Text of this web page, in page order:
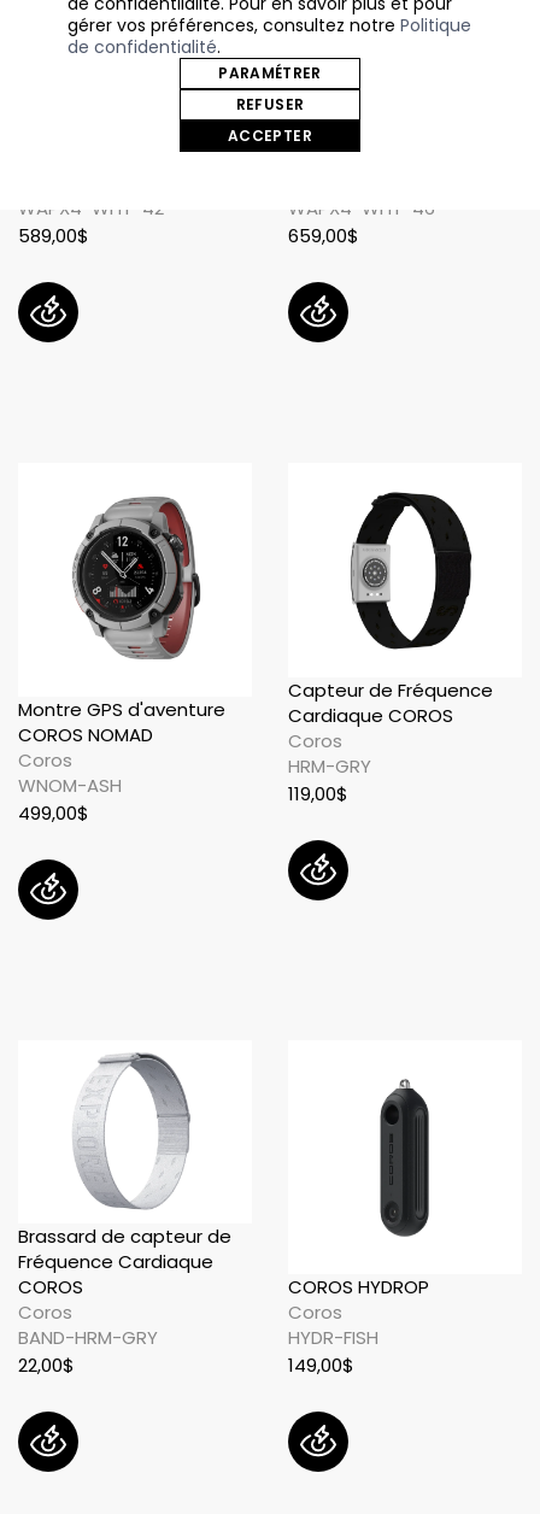
589,00$
Montre GPS COROS APEX
WAPX4-WHT-42
659,00$
Montre GPS COROS APEX
4 46mm
WAPX4-WHT-46
499,00$
Montre GPS d'aventure
COROS NOMAD
Coros
WNOM-ASH
119,00$
Capteur de Fréquence
Cardiaque COROS
Coros
HRM-GRY
22,00$
Brassard de capteur de
Fréquence Cardiaque
COROS
Coros
BAND-HRM-GRY
149,00$
COROS HYDROP
Coros
HYDR-FISH
gérer vos préférences, consultez notre Politique
de confidentialité.
PARAMÉTRER
REFUSER
ACCEPTER